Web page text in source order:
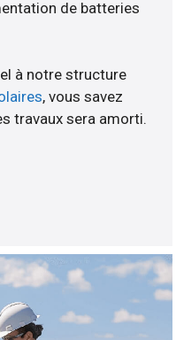
de batteries
à notre structure
, vous savez
travaux sera amorti.